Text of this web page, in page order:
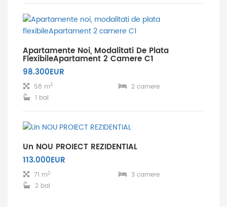
Apartamente Noi, Modalitati De Plata
FlexibileApartament 2 Camere C1
98.300EUR
58 m2
2 camere
1 bai
Un NOU PROIECT REZIDENTIAL
113.000EUR
71 m2
3 camere
2 bai